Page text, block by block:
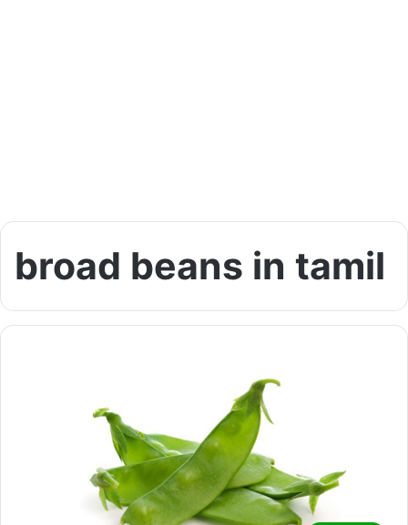
broad beans in tamil